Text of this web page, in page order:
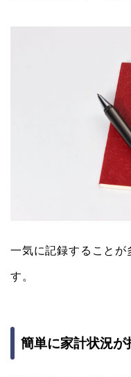
一気に記録すること
す。
簡単に家計状況が